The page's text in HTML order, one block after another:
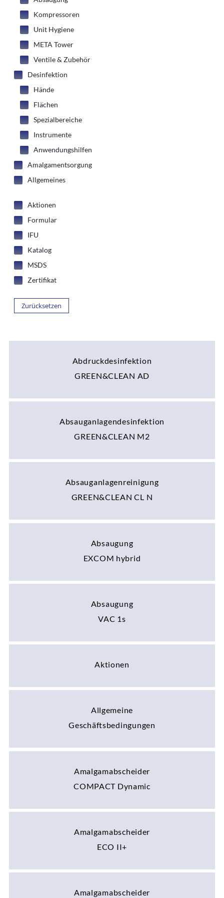
Karriere
Ansprechpartner
Kontakt
Kompressoren
Unit Hygiene
META Tower
Ventile & Zubehör
Desinfektion
Hände
Flächen
Spezialbereiche
Instrumente
Anwendungshilfen
Amalgamentsorgung
Allgemeines
Aktionen
Formular
IFU
Katalog
MSDS
Zertifikat
Zurücksetzen
Abdruckdesinfektion
GREEN&CLEAN AD
Absauganlagendesinfektion
GREEN&CLEAN M2
Absauganlagenreinigung
GREEN&CLEAN CL N
Absaugung
EXCOM hybrid
Absaugung
VAC 1s
Aktionen
Allgemeine
Geschäftsbedingungen
Amalgamabscheider
COMPACT Dynamic
Amalgamabscheider
ECO II+
Amalgamabscheider